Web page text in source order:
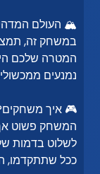
🏔️ העולם
במשחק זה,
המטרה שלכם
נמנעים
🎮 איך
המשחק פשוט
לשלוט בדמות
ככל שתתקדמו,